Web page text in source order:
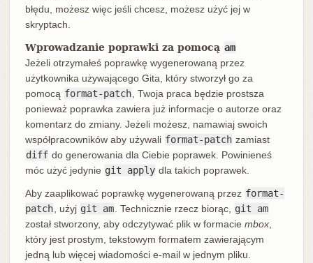
błędu, możesz więc jeśli chcesz, możesz użyć jej w
skryptach.
Wprowadzanie poprawki za pomocą am
Jeżeli otrzymałeś poprawkę wygenerowaną przez
użytkownika używającego Gita, który stworzył go za
pomocą format-patch , Twoja praca będzie prostsza
ponieważ poprawka zawiera już informacje o autorze oraz
komentarz do zmiany. Jeżeli możesz, namawiaj swoich
współpracowników aby używali format-patch zamiast
diff do generowania dla Ciebie poprawek. Powinieneś
móc użyć jedynie git apply dla takich poprawek.
Aby zaaplikować poprawkę wygenerowaną przez format-
patch , użyj git am . Technicznie rzecz biorąc,
git am
został stworzony, aby odczytywać plik w formacie mbox,
który jest prostym, tekstowym formatem zawierającym
jedną lub więcej wiadomości e-mail w jednym pliku.